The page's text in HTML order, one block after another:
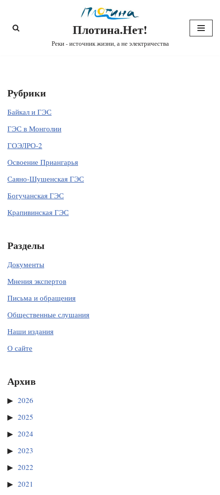
Перейти
Плотина.Нет!
Реки - источник жизни, а не электричества
Рубрики
Байкал и ГЭС
ГЭС в Монголии
ГОЭЛРО-2
Освоение Приангарья
Саяно-Шушенская ГЭС
Богучанская ГЭС
Крапивинская ГЭС
Разделы
Документы
Мнения экспертов
Письма и обращения
Общественные слушания
Наши издания
О сайте
Архив
2026
2025
2024
2023
2022
2021